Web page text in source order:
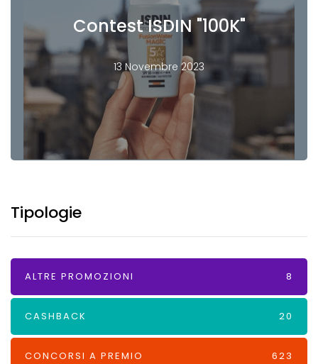
Contest ISDIN "100K"
13 Novembre 2023
Tipologie
ALTRE PROMOZIONI 8
CASHBACK 20
CONCORSI A PREMIO 623